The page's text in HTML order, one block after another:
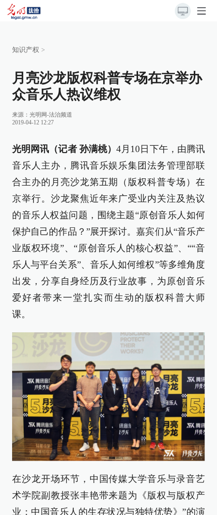
知识产权 >
月亮沙龙版权科普专场在京举办
众音乐人热议维权
来源： 光明网-法治频道
2019-04-12 12:27
光明网讯（记者 孙满桃）4月10日下午，由腾讯
音乐人主办，腾讯音乐娱乐集团法务管理部联
合主办的月亮沙龙第五期（版权科普专场）在
京举行。沙龙聚焦近年来广受业内关注及热议
的音乐人权益问题，围绕主题“原创音乐人如何
保护自己的作品？”展开探讨。嘉宾们从“音乐产
业版权环境”、“原创音乐人的核心权益”、““音
乐人与平台关系”、音乐人如何维权”等多维角度
出发，分享自身经历及行业故事，为原创音乐
爱好者带来一堂扎实而生动的版权科普大师
课。
在沙龙开场环节，中国传媒大学音乐与录音艺
术学院副教授张丰艳带来题为《版权与版权产
业：中国音乐人的生存状况与独特优势》”的演